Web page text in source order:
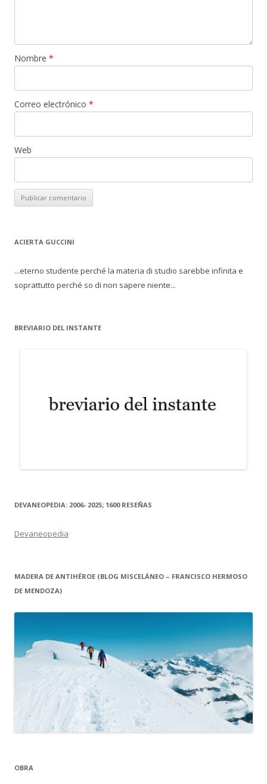
Nombre *
Correo electrónico *
Web
ACIERTA GUCCINI
...eterno studente perché la materia di studio sarebbe infinita e
soprattutto perché so di non sapere niente...
BREVIARIO DEL INSTANTE
DEVANEOPEDIA: 2006- 2025; 1600 RESEÑAS
Devaneopedia
MADERA DE ANTIHÉROE (BLOG MISCELÁNEO – FRANCISCO HERMOSO
DE MENDOZA)
OBRA